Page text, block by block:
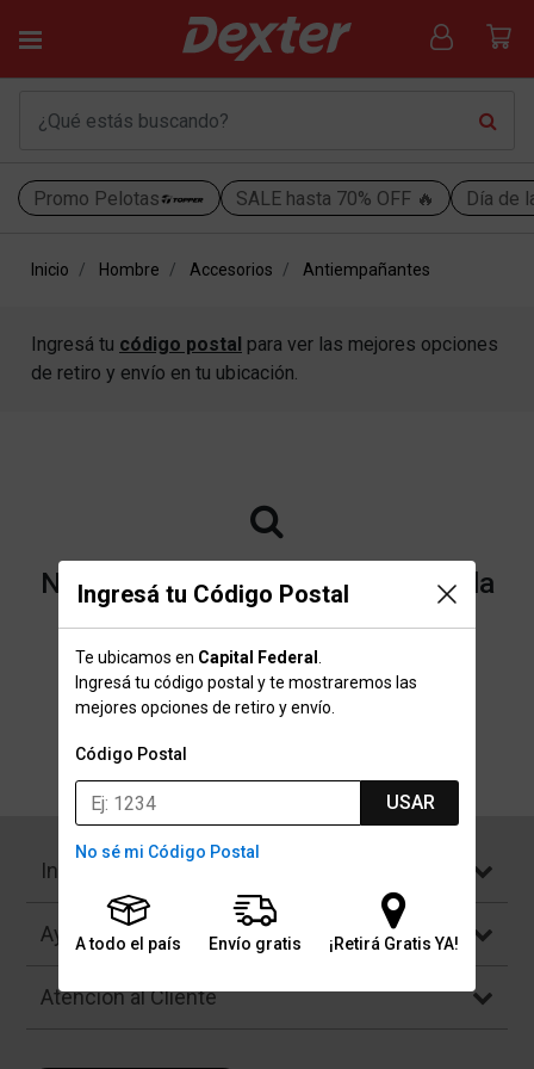
Promo Pelotas SALE hasta 70% OFF 🔥 Día de
Ingresá tu Código Postal
Te ubicamos en Capital Federal
Ingresá tu código postal y te mostraremos las
mejores opciones de retiro y envío.
Código Postal
USAR
No sé mi Código Postal
A todo el país Envío gratis ¡Retirá Gratis YA!
Inicio Hombre Accesorios Antiempañantes
Ingresá tu código postal para ver las mejores opciones
de retiro y envío en tu ubicación.
No encontramos resultados para la
categoría "Antiempañantes" que
buscaste.
Volver a la página de inicio
Institucional
Ayuda
Atención al Cliente